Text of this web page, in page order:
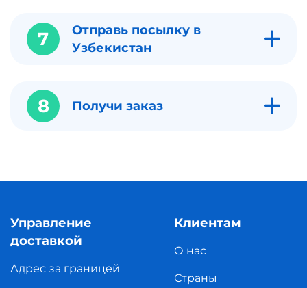
7
Отправь посылку в
Узбекистан
8 Получи заказ
Управление
доставкой
Адрес за границей
Клиентам
О нас
Страны